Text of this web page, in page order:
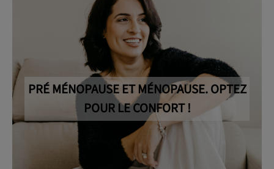
PRÉ MÉNOPAUSE ET MÉNOPAUSE. OPTEZ
POUR LE CONFORT !